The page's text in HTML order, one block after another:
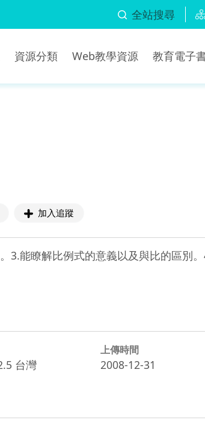
全站搜尋
資源分類 Web教學資源 教育電子
加入追蹤
能瞭解比例式的意義以及與比的區別
台灣
上傳時間
2008-12-31